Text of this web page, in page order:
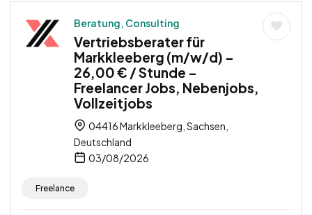
Beratung, Consulting
Vertriebsberater für
Markkleeberg (m/w/d) –
26,00 € / Stunde –
Freelancer Jobs, Nebenjobs,
Vollzeitjobs
04416 Markkleeberg, Sachsen,
Deutschland
03/08/2026
Freelance